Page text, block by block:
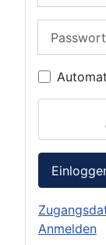
Anmelden